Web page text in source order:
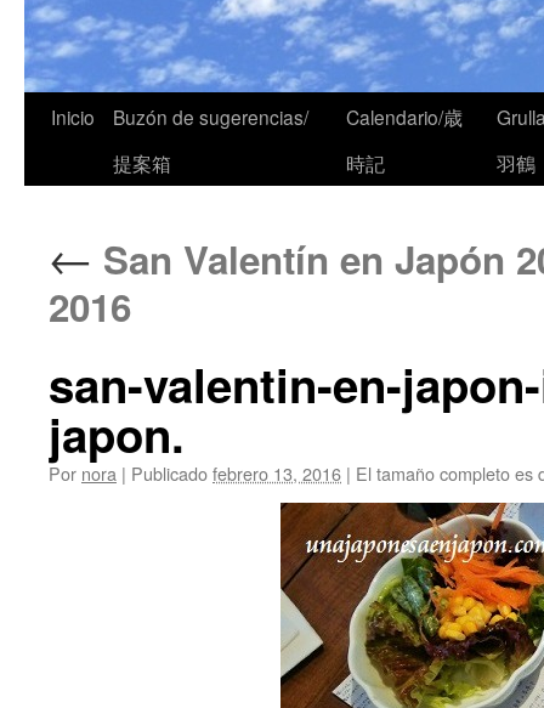
Inicio
Buzón de sugerencias/
提案箱
Calendario/歳
時記
羽鶴
← San Valentín en Japón
2016
san-valentin-en-
japon.
Por nora | Publicadofebrero 13, 2016 | El tamaño completo es